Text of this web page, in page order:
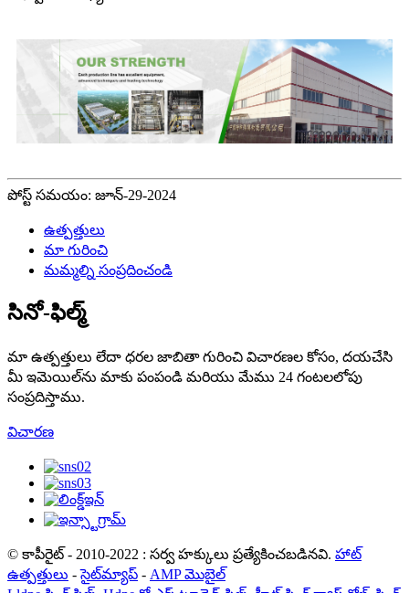
పోస్ట్ సమయం: జూన్-29-2024
ఉత్పత్తులు
మా గురించి
మమ్మల్ని సంప్రదించండి
సినో-ఫిల్మ్
మా ఉత్పత్తులు లేదా ధరల జాబితా గురించి విచారణల కోసం, దయచేసి
మీ ఇమెయిల్‌ను మాకు పంపండి మరియు మేము 24 గంటలలోపు
సంప్రదిస్తాము.
విచారణ
© కాపీరైట్ - 2010-2022 : సర్వ హక్కులు ప్రత్యేకించబడినవి. హాట్
ఉత్పత్తులు -సైట్‌మ్యాప్ - AMP మొబైల్